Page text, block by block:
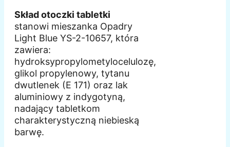
Skład otoczki tabletki
stanowi mieszanka Opadry
Light Blue YS-2-10657, która
zawiera:
hydroksypropylometylocelulozę,
glikol propylenowy, tytanu
dwutlenek (E 171) oraz lak
aluminiowy z indygotyną,
nadający tabletkom
charakterystyczną niebieską
barwę.